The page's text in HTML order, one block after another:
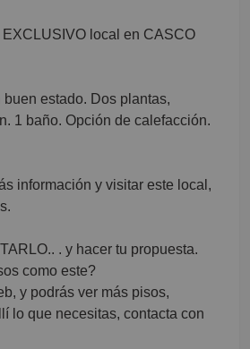
estado. Dos plantas,
1 baño. Opción de calefacción.
información y visitar este local,
. y hacer tu propuesta.
como este?
y podrás ver más pisos,
lo que necesitas, contacta con